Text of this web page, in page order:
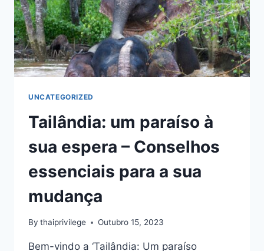
UNCATEGORIZED
Tailândia: um paraíso à
sua espera – Conselhos
essenciais para a sua
mudança
By thaiprivilege Outubro 15, 2023
Bem-vindo a ‘Tailândia: Um paraíso